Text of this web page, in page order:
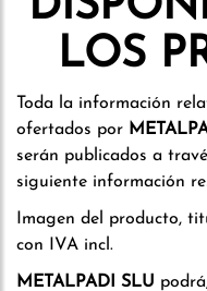
LOS
Toda la información
ofertados por
serán publicados a
siguiente información
Imagen del producto,
con IVA incl.
METALPADI SLU